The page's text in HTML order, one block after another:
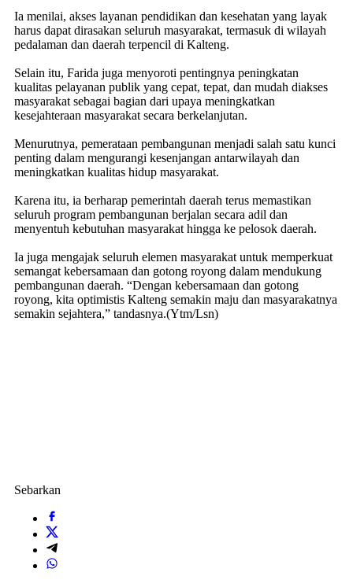
Ia menilai, akses layanan pendidikan dan kesehatan yang layak
harus dapat dirasakan seluruh masyarakat, termasuk di wilayah
pedalaman dan daerah terpencil di Kalteng.
Selain itu, Farida juga menyoroti pentingnya peningkatan
kualitas pelayanan publik yang cepat, tepat, dan mudah diakses
masyarakat sebagai bagian dari upaya meningkatkan
kesejahteraan masyarakat secara berkelanjutan.
Menurutnya, pemerataan pembangunan menjadi salah satu kunci
penting dalam mengurangi kesenjangan antarwilayah dan
meningkatkan kualitas hidup masyarakat.
Karena itu, ia berharap pemerintah daerah terus memastikan
seluruh program pembangunan berjalan secara adil dan
menyentuh kebutuhan masyarakat hingga ke pelosok daerah.
Ia juga mengajak seluruh elemen masyarakat untuk memperkuat
semangat kebersamaan dan gotong royong dalam mendukung
pembangunan daerah. “Dengan kebersamaan dan gotong
royong, kita optimistis Kalteng semakin maju dan masyarakatnya
semakin sejahtera,” tandasnya.(Ytm/Lsn)
Sebarkan